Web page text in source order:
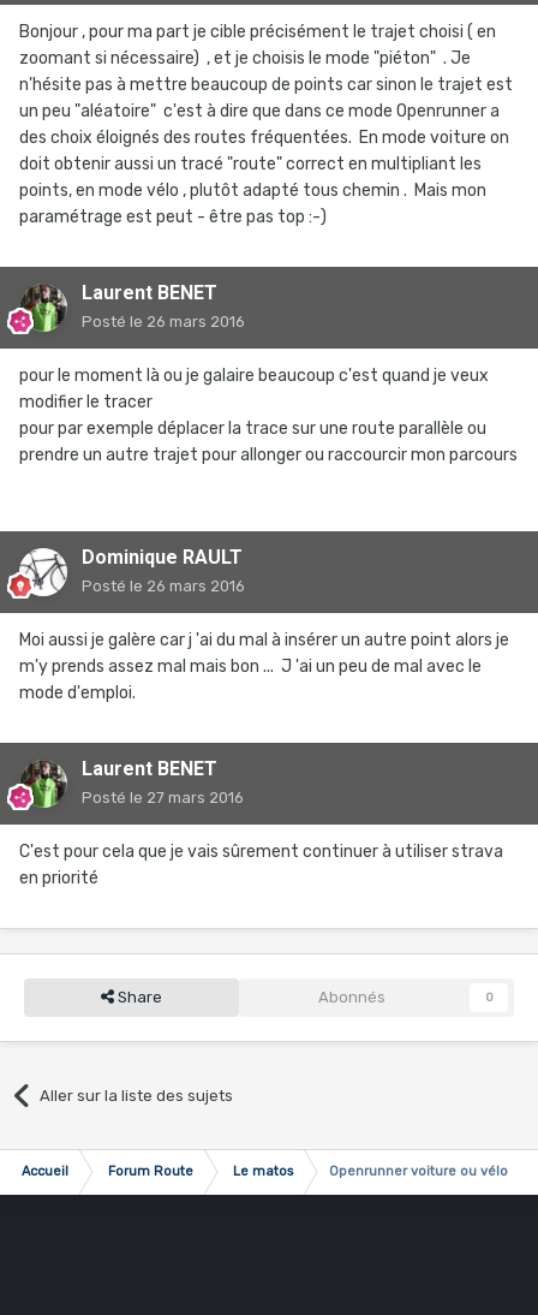
Bonjour , pour ma part je cible précisément le trajet choisi ( en
zoomant si nécessaire) , et je choisis le mode "piéton" . Je
n'hésite pas à mettre beaucoup de points car sinon le trajet est
un peu "aléatoire" c'est à dire que dans ce mode Openrunner a
des choix éloignés des routes fréquentées. En mode voiture on
doit obtenir aussi un tracé "route" correct en multipliant les
points, en mode vélo , plutôt adapté tous chemin . Mais mon
paramétrage est peut - être pas top :-)
Laurent BENET
Posté le 26 mars 2016
pour le moment là ou je galaire beaucoup c'est quand je veux
modifier le tracer
pour par exemple déplacer la trace sur une route parallèle ou
prendre un autre trajet pour allonger ou raccourcir mon parcours
Dominique RAULT
Posté le 26 mars 2016
Moi aussi je galère car j 'ai du mal à insérer un autre point alors je
m'y prends assez mal mais bon ... J 'ai un peu de mal avec le
mode d'emploi.
Laurent BENET
Posté le 27 mars 2016
C'est pour cela que je vais sûrement continuer à utiliser strava
en priorité
Share Abonnés 0
Aller sur la liste des sujets
Accueil Forum Route Le matos Openrunner voiture ou vélo